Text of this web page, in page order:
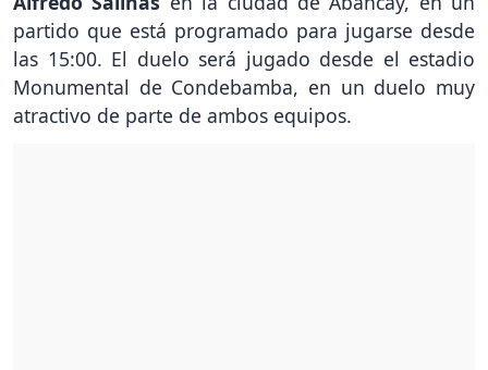
partido que está programado para jugarse desde
las 15:00. El duelo será jugado desde el estadio
Monumental de Condebamba, en un duelo muy
atractivo de parte de ambos equipos.